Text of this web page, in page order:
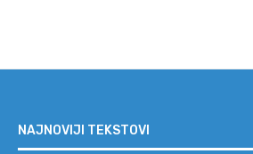
NAJNOVIJI TEKSTOVI